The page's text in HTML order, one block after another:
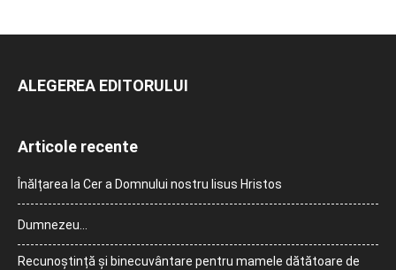
ALEGEREA EDITORULUI
Articole recente
Înălțarea la Cer a Domnului nostru Iisus Hristos
Dumnezeu…
Recunoștință și binecuvântare pentru mamele dătătoare de